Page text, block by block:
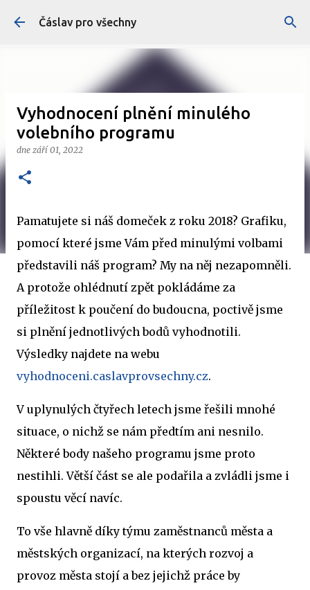
Přeskočit na hlavní obsah
Čáslav pro všechny
Vyhodnocení plnění minulého
volebního programu
dne září 01, 2022
Pamatujete si náš domeček z roku 2018? Grafiku,
pomocí které jsme Vám před minulými volbami
představili náš program? My na něj nezapomněli.
A protože ohlédnutí zpět pokládáme za
příležitost k poučení do budoucna, poctivě jsme
si plnění jednotlivých bodů vyhodnotili.
Výsledky najdete na webu
vyhodnoceni.caslavprovsechny.cz.
V uplynulých čtyřech letech jsme řešili mnohé
situace, o nichž se nám předtím ani nesnilo.
Některé body našeho programu jsme proto
nestihli. Větší část se ale podařila a zvládli jsme i
spoustu věcí navíc.
To vše hlavně díky týmu zaměstnanců města a
městských organizací, na kterých rozvoj a
provoz města stojí a bez jejichž práce by